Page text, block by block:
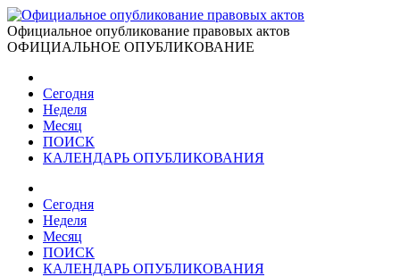
Официальное опубликование правовых актов
ОФИЦИАЛЬНОЕ ОПУБЛИКОВАНИЕ
Сегодня
Неделя
Месяц
ПОИСК
КАЛЕНДАРЬ ОПУБЛИКОВАНИЯ
Сегодня
Неделя
Месяц
ПОИСК
КАЛЕНДАРЬ ОПУБЛИКОВАНИЯ